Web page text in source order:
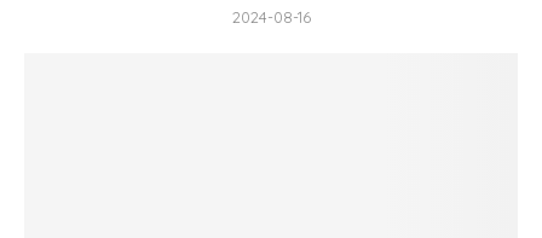
2024-08-16